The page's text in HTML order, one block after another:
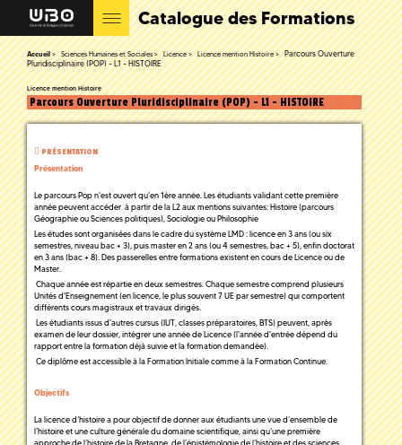
Catalogue des Formations
Accueil Sciences Humaines et Sociales Licence Licence mention Histoire
Parcours Ouverture
Pluridisciplinaire (POP) - L1 - HISTOIRE
Licence mention Histoire
Parcours Ouverture Pluridisciplinaire (POP) - L1 - HISTOIRE
PRÉSENTATION
Présentation
Le parcours Pop n'est ouvert qu'en 1ère année. Les étudiants validant cette première
année peuvent accéder à partir de la L2 aux mentions suivantes: Histoire (parcours
Géographie ou Sciences politiques), Sociologie ou Philosophie
Les études sont organisées dans le cadre du système LMD : licence en 3 ans (ou six
semestres, niveau bac + 3), puis master en 2 ans (ou 4 semestres, bac + 5), enfin doctorat
en 3 ans (bac + 8). Des passerelles entre formations existent en cours de Licence ou de
Master.
Chaque année est répartie en deux semestres. Chaque semestre comprend plusieurs
Unités d'Enseignement (en licence, le plus souvent 7 UE par semestre) qui comportent
différents cours magistraux et travaux dirigés.
Les étudiants issus d'autres cursus (IUT, classes préparatoires, BTS) peuvent, après
examen de leur dossier, intégrer une année de Licence (l'année d'entrée dépend du
rapport entre la formation déjà suivie et la formation demandée).
Ce diplôme est accessible à la Formation Initiale comme à la Formation Continue.
Objectifs
La licence d’histoire a pour objectif de donner aux étudiants une vue d’ensemble de
l’histoire et une culture générale du domaine scientifique, ainsi qu’une première
approche de l’histoire de la Bretagne, de l’épistémologie de l’histoire et des sciences